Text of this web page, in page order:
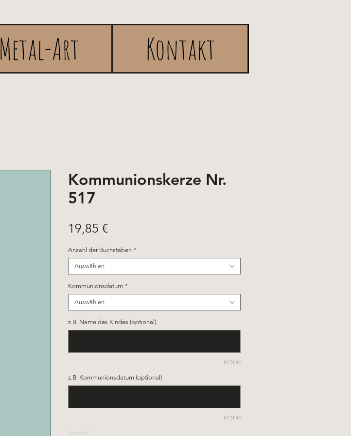
Metal-Art Kontakt
Kommunionskerze Nr.
517
19,85 €Preis
Anzahl der Buchstaben *
Auswählen
Kommunionsdatum *
Auswählen
z.B. Name des Kindes (optional)
0/500
z.B. Kommunionsdatum (optional)
0/500
Anzahl